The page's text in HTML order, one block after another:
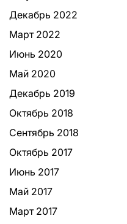
Декабрь 2022
Март 2022
Июнь 2020
Май 2020
Декабрь 2019
Октябрь 2018
Сентябрь 2018
Октябрь 2017
Июнь 2017
Май 2017
Март 2017